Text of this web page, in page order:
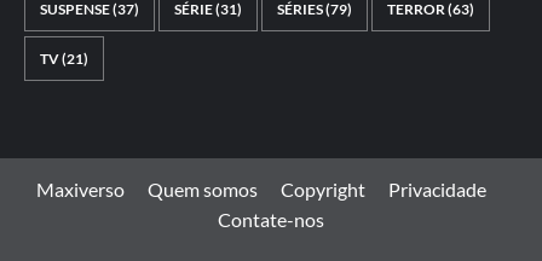
SUSPENSE(37) SÉRIE(31) SÉRIES(79) TERROR(63)
TV(21)
Maxiverso Quem somos Copyright
Privacidade
Contate-nos